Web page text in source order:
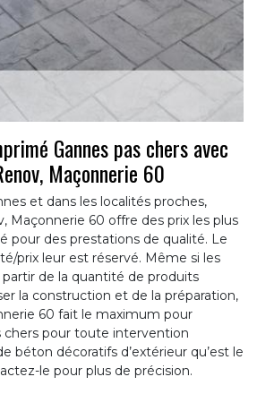
Gannes pas chers avec
Maçonnerie 60
et dans les localités proches,
Maçonnerie 60 offre des prix les plus
pour des prestations de qualité. Le
prix leur est réservé. Même si les
de la quantité de produits
la construction et de la préparation,
60 fait le maximum pour
chers pour toute intervention
béton décoratifs d’extérieur qu’est le
le pour plus de précision.